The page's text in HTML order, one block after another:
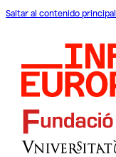
Saltar al contenido principal